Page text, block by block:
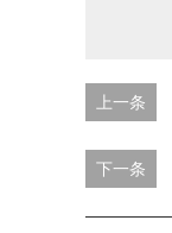
上一条
下一条